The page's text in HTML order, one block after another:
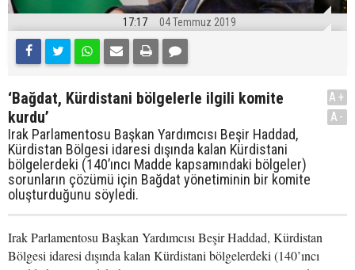
17:17 04 Temmuz 2019
‘Bağdat, Kürdistani bölgelerle ilgili komite
kurdu’
Irak Parlamentosu Başkan Yardımcısı Beşir Haddad,
Kürdistan Bölgesi idaresi dışında kalan Kürdistani
bölgelerdeki (140’ıncı Madde kapsamındaki bölgeler)
sorunların çözümü için Bağdat yönetiminin bir komite
oluşturduğunu söyledi.
A+
A-
Irak Parlamentosu Başkan Yardımcısı Beşir Haddad, Kürdistan
Bölgesi idaresi dışında kalan Kürdistani bölgelerdeki (140’ıncı